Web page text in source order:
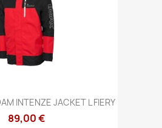
INTENZE JACKET L FIERY
89,00 €